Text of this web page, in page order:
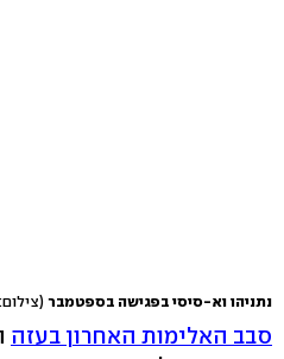
נתניהו וא-סיסי בפגישה בספטמבר
סבב האלימות האחרון בעזה